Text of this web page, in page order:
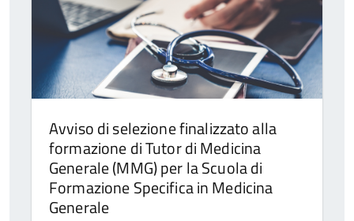
Avviso di selezione finalizzato alla
formazione di Tutor di Medicina
Generale (MMG) per la Scuola di
Formazione Specifica in Medicina
Generale